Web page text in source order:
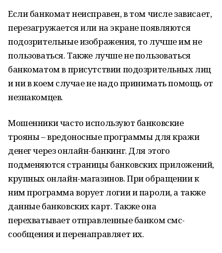
Если банкомат неисправен, в том числе зависает,
перезагружается или на экране появляются
подозрительные изображения, то лучше им не
пользоваться. Также лучше не пользоваться
банкоматом в присутствии подозрительных лиц
и ни в коем случае не надо принимать помощь от
незнакомцев.
Мошенники часто используют банковские
трояны – вредоносные программы для кражи
денег через онлайн-банкинг. Для этого
подменяются страницы банковских приложений,
крупных онлайн-магазинов. При обращении к
ним программа ворует логии и пароли, а также
данные банковских карт. Также она
перехватывает отправленные банком смс-
сообщения и перенаправляет их.